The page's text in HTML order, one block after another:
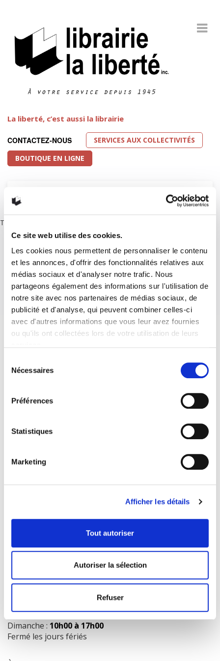
Ce site web utilise des cookies.
Les cookies nous permettent de personnaliser le contenu
et les annonces, d'offrir des fonctionnalités relatives aux
médias sociaux et d'analyser notre trafic. Nous
partageons également des informations sur l'utilisation de
notre site avec nos partenaires de médias sociaux, de
publicité et d'analyse, qui peuvent combiner celles-ci
avec d'autres informations que vous leur avez fournies
ou qu'ils ont collectées lors de votre utilisation de leurs
Nécessaires
Préférences
Statistiques
Marketing
Afficher les détails
Tout autoriser
Autoriser la sélection
Refuser
La liberté, c’est aussi la librairie
CONTACTEZ-NOUS
SERVICES AUX COLLECTIVITÉS
BOUTIQUE EN LIGNE
There are no posts.
1073 route de l'Église, Québec, QC G1V 3W2
HEURES D'OUVERTURE
9h00 à 18h00
9h00 à 21h00
Samedi:9h00 à 17h00
Dimanche : 10h00 à 17h00
Fermé les jours fériés